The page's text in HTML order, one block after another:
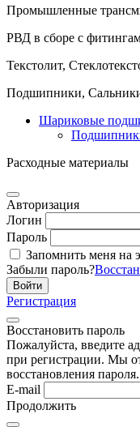
Промышленные
РВД в сборе с
Текстолит,
Подшипники,
Шариковые
Расходные материалы
Авторизация
Логин
Пароль
Запомнить меня на
Забыли пароль?
Регистрация
Восстановить пароль
Пожалуйста, введите
при регистрации. Мы
восстановления пароля.
E-mail
Продолжить